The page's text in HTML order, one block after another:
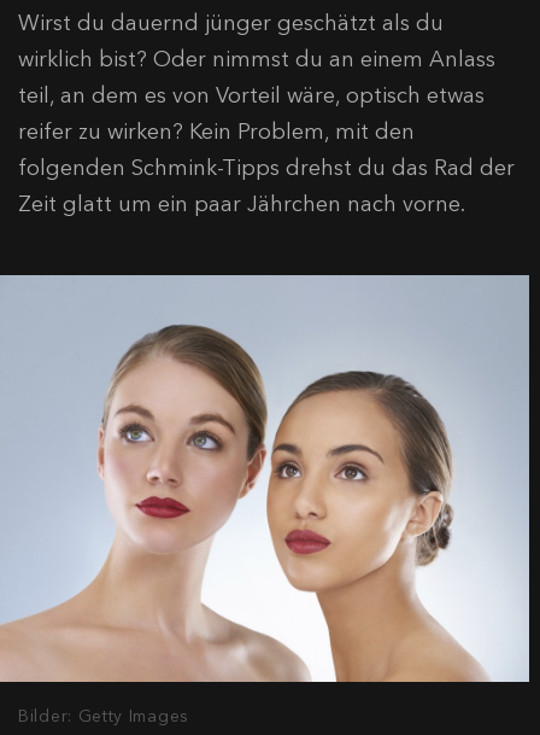
Wirst du dauernd jünger geschätzt als du
wirklich bist? Oder nimmst du an einem Anlass
teil, an dem es von Vorteil wäre, optisch etwas
reifer zu wirken? Kein Problem, mit den
folgenden Schmink-Tipps drehst du das Rad der
Zeit glatt um ein paar Jährchen nach vorne.
Bilder: Getty Images